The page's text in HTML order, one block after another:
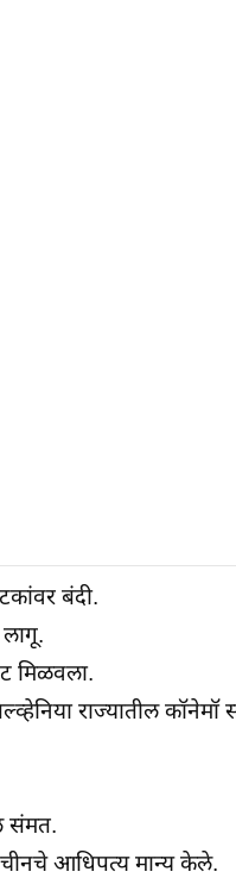
बंदी.
मिळवला.
राज्यातील
संमत.
चीनचे आधिपत्य मान्य केले.